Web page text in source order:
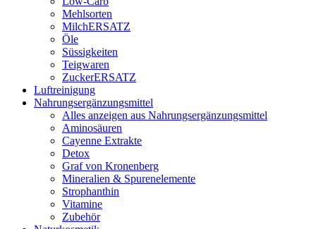
Mehlsorten
MilchERSATZ
Öle
Süssigkeiten
Teigwaren
ZuckerERSATZ
Luftreinigung
Nahrungsergänzungsmittel
Alles anzeigen aus Nahrungsergänzungsmittel
Aminosäuren
Cayenne Extrakte
Detox
Graf von Kronenberg
Mineralien & Spurenelemente
Strophanthin
Vitamine
Zubehör